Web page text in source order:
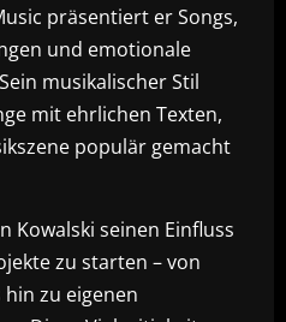
präsentiert er Songs,
und emotionale
musikalischer Stil
mit ehrlichen Texten,
populär gemacht
Kowalski seinen Einfluss
zu starten – von
zu eigenen